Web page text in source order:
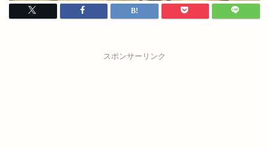
スポンサーリンク